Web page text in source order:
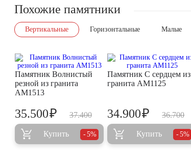
Похожие памятники
Вертикальные Горизонтальные Малые
Памятник Волнистый
резной из гранита
AM1513
37.400
35.500₽
Купить 5%
Памятник С сердцем из
гранита AM1125
36.700
34.900₽
Купить 5%